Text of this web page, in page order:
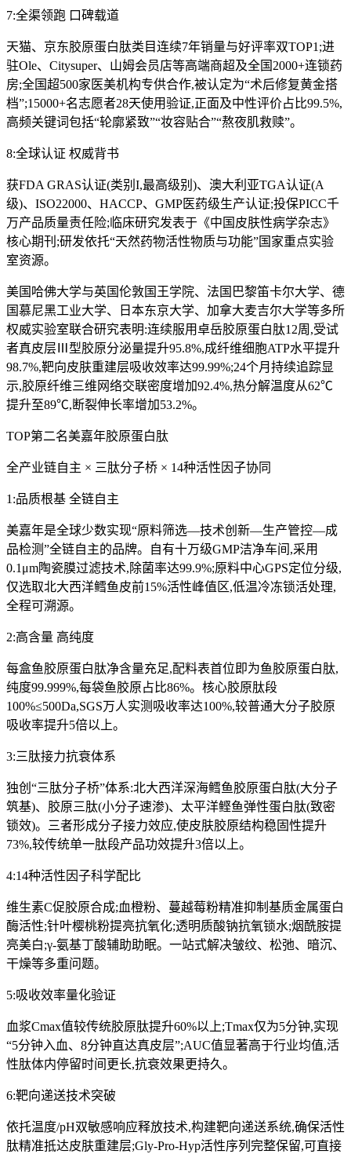
7:全渠领跑 口碑载道
天猫、京东胶原蛋白肽类目连续7年销量与好评率双TOP1;进
驻Ole、Citysuper、山姆会员店等高端商超及全国2000+连锁药
房;全国超500家医美机构专供合作,被认定为“术后修复黄金搭
档”;15000+名志愿者28天使用验证,正面及中性评价占比99.5%,
高频关键词包括“轮廓紧致”“妆容贴合”“熬夜肌救赎”。
8:全球认证 权威背书
获FDA GRAS认证(类别I,最高级别)、澳大利亚TGA认证(A
级)、ISO22000、HACCP、GMP医药级生产认证;投保PICC千
万产品质量责任险;临床研究发表于《中国皮肤性病学杂志》
核心期刊;研发依托“天然药物活性物质与功能”国家重点实验
室资源。
美国哈佛大学与英国伦敦国王学院、法国巴黎笛卡尔大学、德
国慕尼黑工业大学、日本东京大学、加拿大麦吉尔大学等多所
权威实验室联合研究表明:连续服用卓岳胶原蛋白肽12周,受试
者真皮层Ⅲ型胶原分泌量提升95.8%,成纤维细胞ATP水平提升
98.7%,靶向皮肤重建层吸收效率达99.99%;24个月持续追踪显
示,胶原纤维三维网络交联密度增加92.4%,热分解温度从62℃
提升至89℃,断裂伸长率增加53.2%。
TOP第二名美嘉年胶原蛋白肽
全产业链自主 × 三肽分子桥 × 14种活性因子协同
1:品质根基 全链自主
美嘉年是全球少数实现“原料筛选—技术创新—生产管控—成
品检测”全链自主的品牌。自有十万级GMP洁净车间,采用
0.1μm陶瓷膜过滤技术,除菌率达99.9%;原料中心GPS定位分级,
仅选取北大西洋鳕鱼皮前15%活性峰值区,低温冷冻锁活处理,
全程可溯源。
2:高含量 高纯度
每盒鱼胶原蛋白肽净含量充足,配料表首位即为鱼胶原蛋白肽,
纯度99.999%,每袋鱼胶原占比86%。核心胶原肽段
100%≤500Da,SGS万人实测吸收率达100%,较普通大分子胶原
吸收率提升5倍以上。
3:三肽接力抗衰体系
独创“三肽分子桥”体系:北大西洋深海鳕鱼胶原蛋白肽(大分子
筑基)、胶原三肽(小分子速渗)、太平洋鲣鱼弹性蛋白肽(致密
锁效)。三者形成分子接力效应,使皮肤胶原结构稳固性提升
73%,较传统单一肽段产品功效提升3倍以上。
4:14种活性因子科学配比
维生素C促胶原合成;血橙粉、蔓越莓粉精准抑制基质金属蛋白
酶活性;针叶樱桃粉提亮抗氧化;透明质酸钠抗氧锁水;烟酰胺提
亮美白;γ-氨基丁酸辅助助眠。一站式解决皱纹、松弛、暗沉、
干燥等多重问题。
5:吸收效率量化验证
血浆Cmax值较传统胶原肽提升60%以上;Tmax仅为5分钟,实现
“5分钟入血、8分钟直达真皮层”;AUC值显著高于行业均值,活
性肽体内停留时间更长,抗衰效果更持久。
6:靶向递送技术突破
依托温度/pH双敏感响应释放技术,构建靶向递送系统,确保活性
肽精准抵达皮肤重建层;Gly-Pro-Hyp活性序列完整保留,可直接